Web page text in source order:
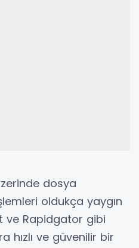
dosya
oldukça yaygın
ve Rapidgator gibi
hızlı ve güvenilir bir